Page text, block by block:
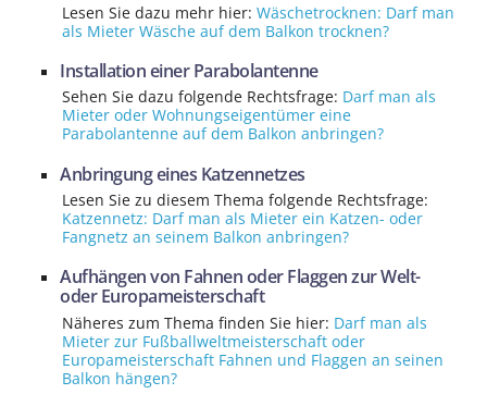
Lesen Sie dazu mehr hier: Wäschetrocknen: Darf man
als Mieter Wäsche auf dem Balkon trocknen?
Installation einer Parabolantenne
Sehen Sie dazu folgende Rechtsfrage: Darf man als
Mieter oder Wohnungseigentümer eine
Parabolantenne auf dem Balkon anbringen?
Anbringung eines Katzennetzes
Lesen Sie zu diesem Thema folgende Rechtsfrage:
Katzennetz: Darf man als Mieter ein Katzen- oder
Fangnetz an seinem Balkon anbringen?
Aufhängen von Fahnen oder Flaggen zur Welt-
oder Europameisterschaft
Näheres zum Thema finden Sie hier: Darf man als
Mieter zur Fußballweltmeisterschaft oder
Europameisterschaft Fahnen und Flaggen an seinen
Balkon hängen?